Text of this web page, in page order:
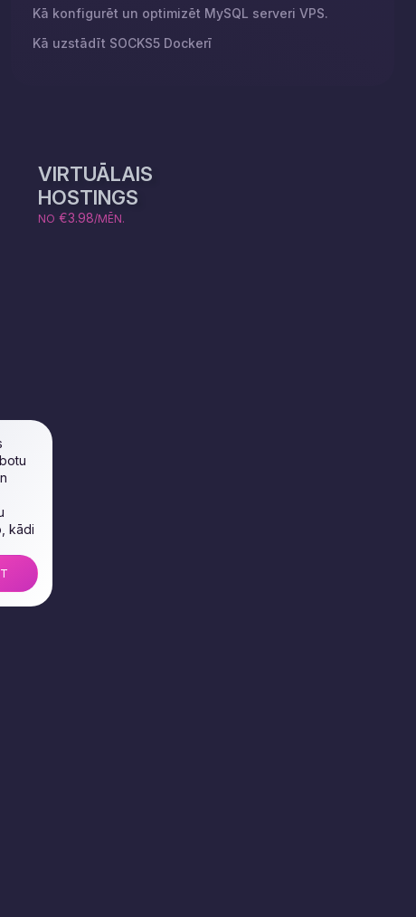
Kā konfigurēt un optimizēt MySQL serveri VPS.
Kā uzstādīt SOCKS5 Dockerī
VIRTUĀLAIS
HOSTINGS
NO €3.98/MĒN.
kādi